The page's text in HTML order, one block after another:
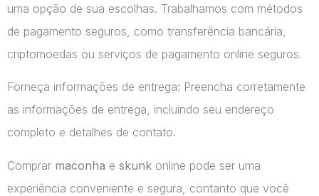
uma opção de sua escolhas. Trabalhamos com métodos
de pagamento seguros, como transferência bancária,
criptomoedas ou serviços de pagamento online seguros.
Forneça informações de entrega: Preencha corretamente
as informações de entrega, incluindo seu endereço
completo e detalhes de contato.
Comprar maconha e skunk online pode ser uma
experiência conveniente e segura, contanto que você